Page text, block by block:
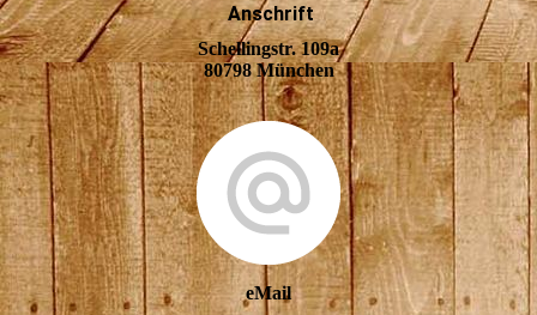
Anschrift
Schellingstr. 109a
80798 München
eMail